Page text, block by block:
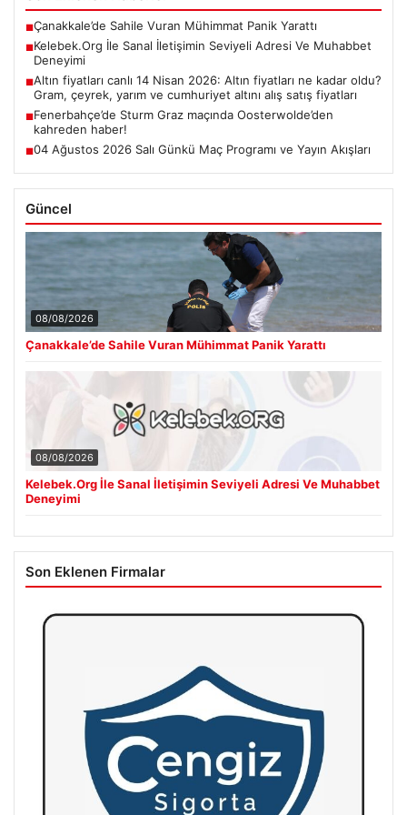
■Çanakkale’de Sahile Vuran Mühimmat Panik Yarattı
■Kelebek.Org İle Sanal İletişimin Seviyeli Adresi Ve Muhabbet
Deneyimi
■Altın fiyatları canlı 14 Nisan 2026: Altın fiyatları ne kadar oldu?
Gram, çeyrek, yarım ve cumhuriyet altını alış satış fiyatları
■Fenerbahçe’de Sturm Graz maçında Oosterwolde’den
kahreden haber!
■04 Ağustos 2026 Salı Günkü Maç Programı ve Yayın Akışları
Güncel
08/08/2026
Çanakkale’de Sahile Vuran Mühimmat Panik Yarattı
08/08/2026
Kelebek.Org İle Sanal İletişimin Seviyeli Adresi Ve Muhabbet
Deneyimi
Son Eklenen Firmalar